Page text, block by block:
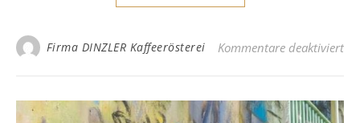
Firma DINZLER Kaffeerösterei Kommentare deaktiviertfür